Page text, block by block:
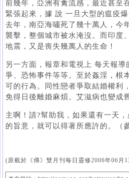
前幾年，亞洲有禽流感，最近甚至
緊張起來，據 說 一旦大型的瘟疫
去年，南亞海嘯死了幾十萬人，今
襲擊，整個城市被水淹沒。而印度
地震，又是喪失幾萬人的生命！
另一方面，報章和電視上 每天報
爭、恐怖事件等等。至於姦淫，根
可的行為。同性戀者爭取結婚權利
免得日後離婚麻煩。艾滋病也變成
主啊！請?幫助我，如果還有一天
的旨意，就可以得著所應許的。（
(原載於《傳》雙月刊每日靈修2006年06月